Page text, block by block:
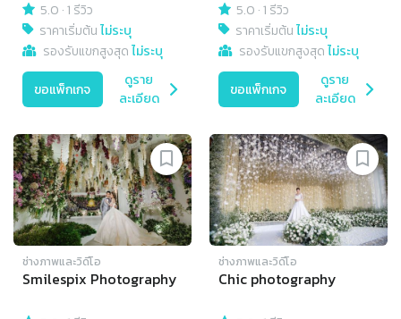
5.0 ·1 รีวิว
ราคาเริ่มต้นไม่ระบุ
รองรับแขกสูงสุดไม่ระบุ
ขอแพ็กเกจ
ดูราย
ละเอียด
5.0 ·1 รีวิว
ราคาเริ่มต้นไม่ระบุ
รองรับแขกสูงสุดไม่ระบุ
ขอแพ็กเกจ
ดูราย
ละเอียด
ช่างภาพและวิดีโอ
Smilespix Photography
ช่างภาพและวิดีโอ
Chic photography